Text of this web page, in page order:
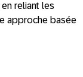
reliant les
approche basée